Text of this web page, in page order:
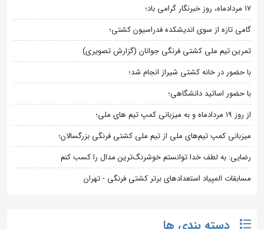
۱۷ مردادماه، روز خبرنگار گرامی باد؛
گامی تازه از سوی اندیشکده فدراسیون کشتی؛
تمرین تیم ملی کشتی فرنگی جوانان (گزارش تصویری)
با حضور در خانه کشتی شیراز انجام شد؛
با حضور اساتید دانشگاهی؛
از روز 19 مردادماه و به میزبانی کمپ تیم های ملی؛
میزبانی کمپ تیم‌های ملی از تیم ملی کشتی فرنگی بزرگسالان؛
رضایی: به لطف خدا توانستم خوشرنگ‌ترین مدال را کسب کنم
مسابقات المپیاد استعدادهای برتر کشتی فرنگی - تهران
دسته بندی ها